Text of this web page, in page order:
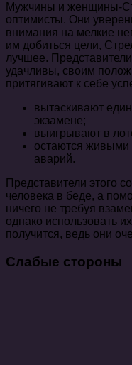
Мужчины и женщины-
оптимисты. Они
внимания на мелкие
им добиться цели,
лучшее.
удачливы, своим
притягивают к себе
вытаскивают
экзамене;
выигрывают в
остаются
аварий.
Представители этого
человека в беде, а
ничего не требуя
однако использовать
получится, ведь они
Слабые стороны